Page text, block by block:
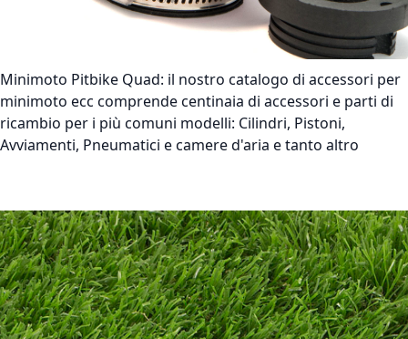
Minimoto Pitbike Quad: il nostro catalogo di accessori per
minimoto ecc comprende centinaia di accessori e parti di
ricambio per i più comuni modelli: Cilindri, Pistoni,
Avviamenti, Pneumatici e camere d'aria e tanto altro